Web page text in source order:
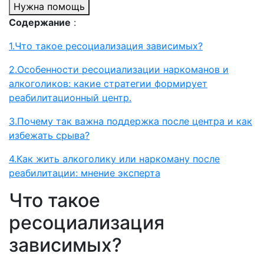
Нужна помощь
Содержание :
1.Что такое ресоциализация зависимых?
2.Особенности ресоциализации наркоманов и
алкоголиков: какие стратегии формирует
реабилитационный центр.
3.Почему так важна поддержка после центра и как
избежать срыва?
4.Как жить алкоголику или наркоману после
реабилитации: мнение эксперта
Что такое
ресоциализация
зависимых?